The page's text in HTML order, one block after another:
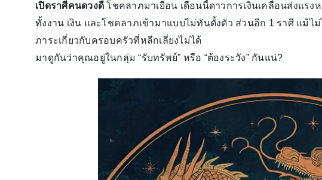
เปิดราศีคนดวงดีโชคลาภมาเยือน เดือนนี้ดาวการเงินเคลื่อนส่งแรง
ทั้งงาน เงิน และโชคลาภเข้ามาแบบไม่ทันตั้งตัว ส่วนอีก 1 ราศี แม้ไ
ภาระเกี่ยวกับครอบครัวที่หลีกเลี่ยงไม่ได้
มาดูกันว่าคุณอยู่ในกลุ่ม “รับทรัพย์” หรือ “ต้องระวัง” กันแน่?